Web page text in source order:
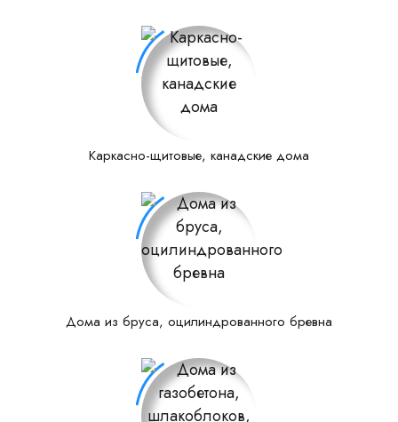
Каркасно-щитовые, канадские дома
Дома из бруса, оцилиндрованного бревна